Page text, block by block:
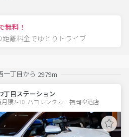
無料！
離料金でゆとりドライブ
一丁目から 2979m
丁目ステーション
隈2-10  ハコレンタカー福岡空港店